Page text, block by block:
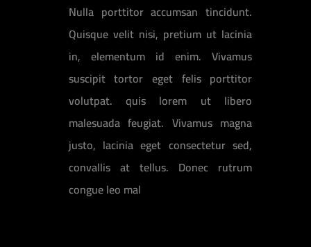
Nulla porttitor accumsan tincidunt.
Quisque velit nisi, pretium ut lacinia
in, elementum id enim. Vivamus
suscipit tortor eget felis porttitor
volutpat. quis lorem ut libero
malesuada feugiat. Vivamus magna
justo, lacinia eget consectetur sed,
convallis at tellus. Donec rutrum
congue leo mal